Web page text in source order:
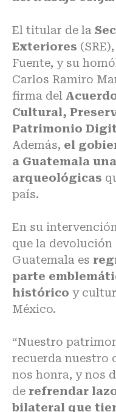
El titular de la
Exteriores
Fuente, y su
Carlos Ramiro
firma del
Cultural,
Patrimonio
Además, el
a Guatemala
arqueológicas
país.
En su
que la devolución
Guatemala es
parte
histórico y
México.
“Nuestro
recuerda nuestro
nos honra, y nos
de refrendar
bilateral que